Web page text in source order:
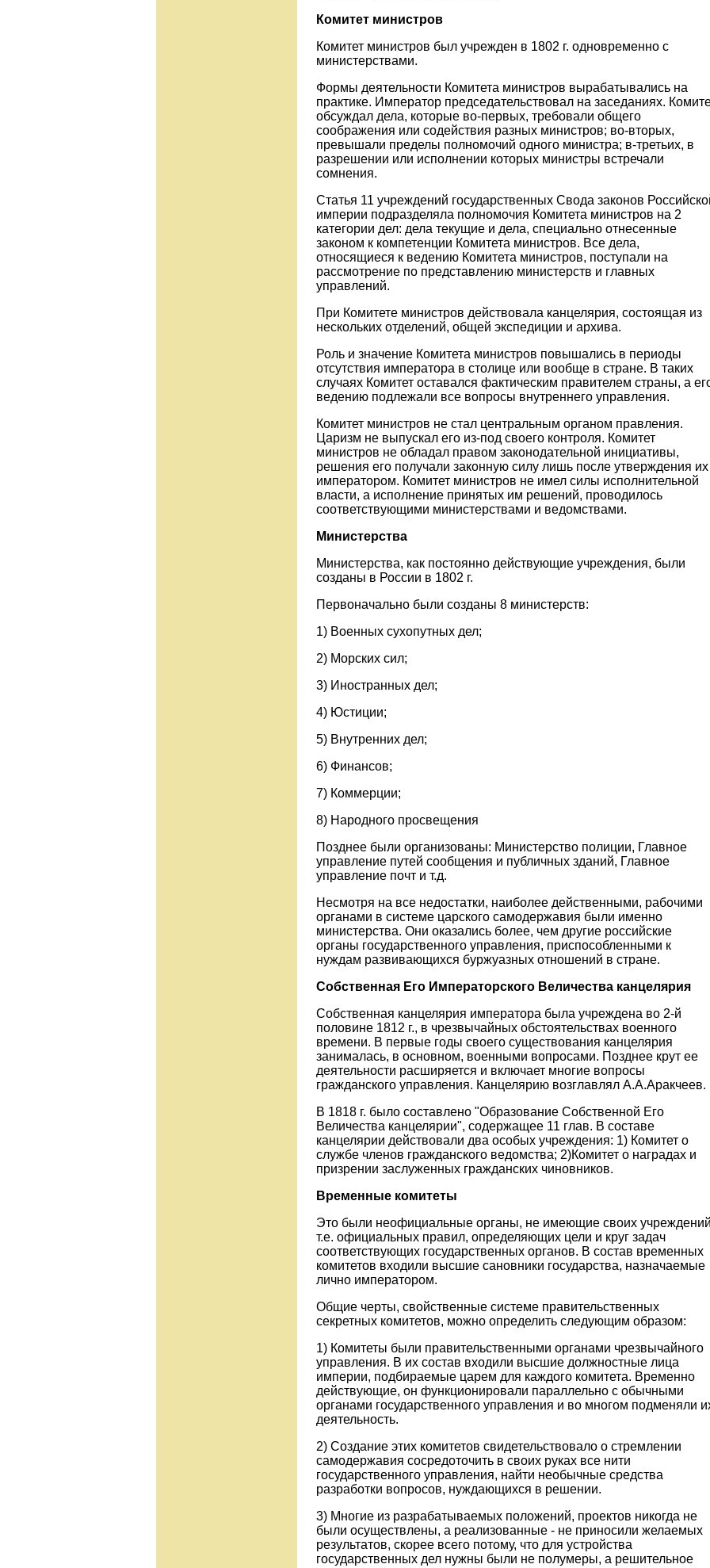
Комитет министров
Комитет министров был учрежден в 1802 г. одновременно с
министерствами.
Формы деятельности Комитета министров вырабатывались на
практике. Император председательствовал на заседаниях.
обсуждал дела, которые во-первых, требовали общего
соображения или содействия разных министров; во-вторых,
превышали пределы полномочий одного министра; в-третьих, в
разрешении или исполнении которых министры встречали
сомнения.
Статья 11 учреждений государственных Свода законов
империи подразделяла полномочия Комитета министров на 2
категории дел: дела текущие и дела, специально отнесенные
законом к компетенции Комитета министров. Все дела,
относящиеся к ведению Комитета министров, поступали на
рассмотрение по представлению министерств и главных
управлений.
При Комитете министров действовала канцелярия, состоящая из
нескольких отделений, общей экспедиции и архива.
Роль и значение Комитета министров повышались в периоды
отсутствия императора в столице или вообще в стране. В таких
случаях Комитет оставался фактическим правителем страны, а
ведению подлежали все вопросы внутреннего управления.
Комитет министров не стал центральным органом правления.
Царизм не выпускал его из-под своего контроля. Комитет
министров не обладал правом законодательной инициативы,
решения его получали законную силу лишь после утверждения их
императором. Комитет министров не имел силы исполнительной
власти, а исполнение принятых им решений, проводилось
соответствующими министерствами и ведомствами.
Министерства
Министерства, как постоянно действующие учреждения, были
созданы в России в 1802 г.
Первоначально были созданы 8 министерств:
1) Военных сухопутных дел;
2) Морских сил;
3) Иностранных дел;
4) Юстиции;
5) Внутренних дел;
6) Финансов;
7) Коммерции;
8) Народного просвещения
Позднее были организованы: Министерство полиции, Главное
управление путей сообщения и публичных зданий, Главное
управление почт и т.д.
Несмотря на все недостатки, наиболее действенными, рабочими
органами в системе царского самодержавия были именно
министерства. Они оказались более, чем другие российские
органы государственного управления, приспособленными к
нуждам развивающихся буржуазных отношений в стране.
Собственная Его Императорского Величества канцелярия
Собственная канцелярия императора была учреждена во 2-й
половине 1812 г., в чрезвычайных обстоятельствах военного
времени. В первые годы своего существования канцелярия
занималась, в основном, военными вопросами. Позднее крут ее
деятельности расширяется и включает многие вопросы
гражданского управления. Канцелярию возглавлял А.А.Аракчеев.
В 1818 г. было составлено "Образование Собственной Его
Величества канцелярии", содержащее 11 глав. В составе
канцелярии действовали два особых учреждения: 1) Комитет о
службе членов гражданского ведомства; 2)Комитет о наградах и
призрении заслуженных гражданских чиновников.
Временные комитеты
Это были неофициальные органы, не имеющие своих
т.е. официальных правил, определяющих цели и круг задач
соответствующих государственных органов. В состав временных
комитетов входили высшие сановники государства, назначаемые
лично императором.
Общие черты, свойственные системе правительственных
секретных комитетов, можно определить следующим образом:
1) Комитеты были правительственными органами чрезвычайного
управления. В их состав входили высшие должностные лица
империи, подбираемые царем для каждого комитета. Временно
действующие, он функционировали параллельно с обычными
органами государственного управления и во многом подменяли
деятельность.
2) Создание этих комитетов свидетельствовало о стремлении
самодержавия сосредоточить в своих руках все нити
государственного управления, найти необычные средства
разработки вопросов, нуждающихся в решении.
3) Многие из разрабатываемых положений, проектов никогда не
были осуществлены, а реализованные - не приносили желаемых
результатов, скорее всего потому, что для устройства
государственных дел нужны были не полумеры, а решительное